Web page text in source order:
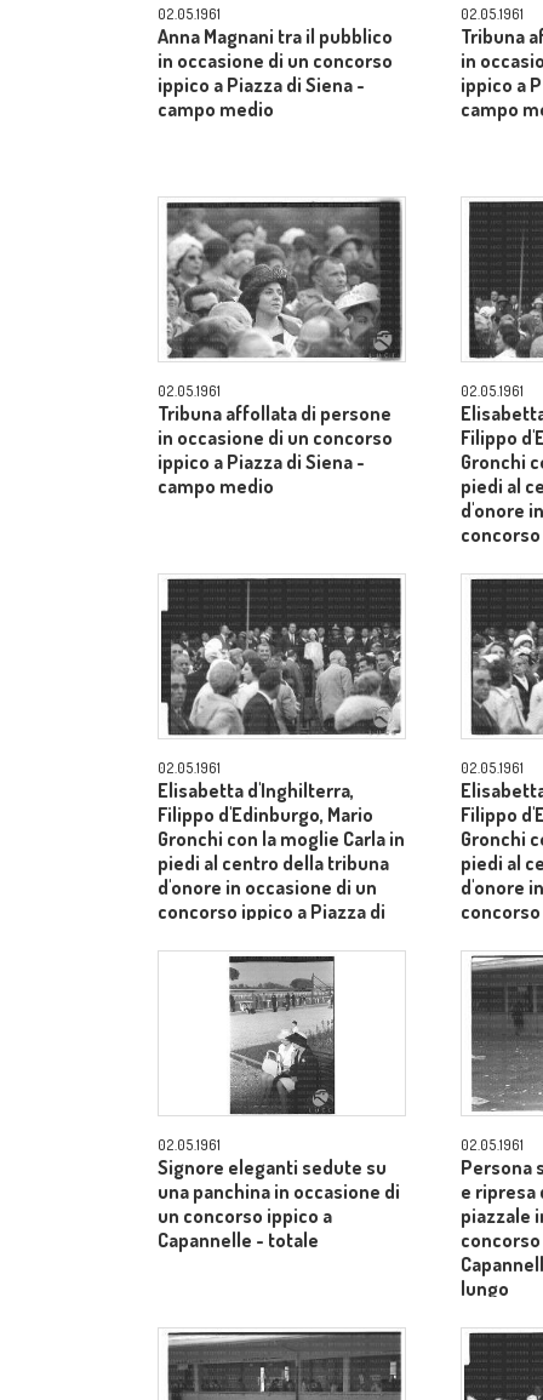
02.05.1961
Anna Magnani tra il pubblico
in occasione di un concorso
ippico a Piazza di Siena -
campo medio
02.05.1961
Tribuna
in
ippico a
campo
02.05.1961
Tribuna affollata di persone
in occasione di un concorso
ippico a Piazza di Siena -
campo medio
02.05.1961
Filippo
Gronchi
piedi al
d'onore
02.05.1961
Elisabetta d'Inghilterra,
Filippo d'Edinburgo, Mario
Gronchi con la moglie Carla in
piedi al centro della tribuna
d'onore in occasione di un
concorso ippico a Piazza di
02.05.1961
Filippo
Gronchi
piedi al
d'onore
02.05.1961
Signore eleganti sedute su
una panchina in occasione di
un concorso ippico a
Capannelle - totale
02.05.1961
Persona
e ripresa
piazzale
concorso
lungo